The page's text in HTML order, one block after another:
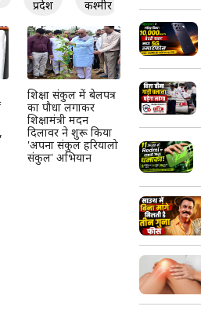
प्रदेश
कश्मीर
शिक्षा संकुल में बेलपत्र
का पौधा लगाकर
शिक्षामंत्री मदन
दिलावर ने शुरू किया
'अपना संकुल हरियालो
संकुल' अभियान